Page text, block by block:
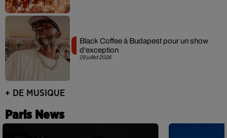
29 juillet 2026
Black Coffee à Budapest pour un show
d'exception
+ DE MUSIQUE
Paris News